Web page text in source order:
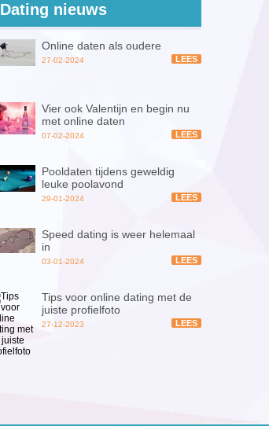
Dating nieuws
Online daten als oudere
27-02-2024 LEES
Vier ook Valentijn en begin nu
met online daten
07-02-2024 LEES
Pooldaten tijdens geweldig
leuke poolavond
29-01-2024 LEES
Speed dating is weer helemaal
in
03-01-2024 LEES
Tips voor online dating met de
juiste profielfoto
27-12-2023 LEES